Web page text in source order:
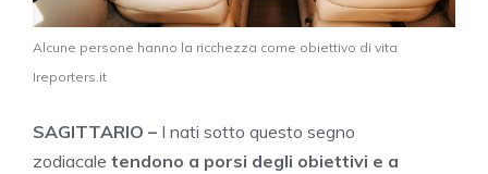
Alcune persone hanno la ricchezza come obiettivo di vita
Ireporters.it
SAGITTARIO – I nati sotto questo segno
zodiacale tendono a porsi degli obiettivi e a